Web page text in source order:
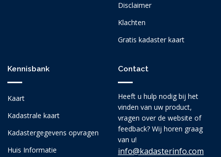
Disclaimer
Klachten
Gratis kadaster kaart
Kennisbank
Kaart
Kadastrale kaart
Kadastergegevens opvragen
Huis Informatie
Contact
Heeft u hulp nodig bij het
vinden van uw product,
vragen over de website of
feedback? Wij horen graag
van u!
info@kadasterinfo.com